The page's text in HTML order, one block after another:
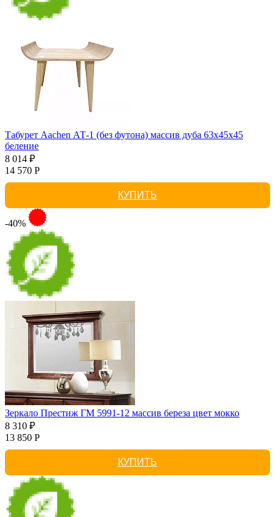
Табурет Aachen АТ-1 (без футона) массив дуба 63х45х45
беление
8 014 ₽
14 570 Р
КУПИТЬ
-40%
Зеркало Престиж ГМ 5991-12 массив береза цвет мокко
8 310 ₽
13 850 Р
КУПИТЬ